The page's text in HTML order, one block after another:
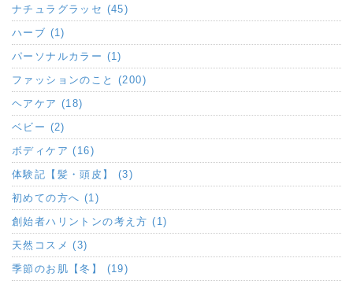
ナチュラグラッセ (45)
ハーブ (1)
パーソナルカラー (1)
ファッションのこと (200)
ヘアケア (18)
ベビー (2)
ボディケア (16)
体験記【髪・頭皮】 (3)
初めての方へ (1)
創始者ハリントンの考え方 (1)
天然コスメ (3)
季節のお肌【冬】 (19)